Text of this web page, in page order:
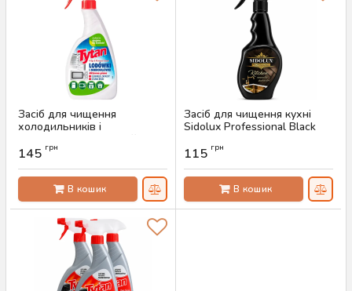
Засіб для чищення
холодильників і
500 мл
Артикул:AS-00477
145 грн
В кошик
Засіб для чищення кухні
Sidolux Professional Black
Артикул:
115 грн
В кошик